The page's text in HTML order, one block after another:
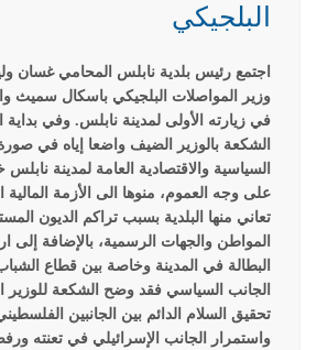
البلجيكي
اجتمع رئيس بلدية نابلس المحامي غسان
وزير المواصلات البلجيكي باسكال سميث
في زيارته الأولى لمدينة نابلس. وفي بداية
الشكعة بالوزير الضيف واضعا إياه في
السياسية والاقتصادية العامة لمدينة
على وجه العموم، منوها الى الأزمة المالية
تعاني منها البلدية بسبب تراكم الديون
المواطن والجهات الرسمية، بالإضافة إلى
البطالة في المدينة وخاصة بين قطاع
الجانب السياسي فقد وضح الشكعة للوزير
تحقيق السلام الدائم بين الجانبين
واستمرار الجانب الإسرائيلي في تعنته